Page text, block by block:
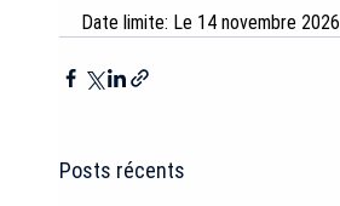
Date limite: Le 14 novembre 2026
Posts récents